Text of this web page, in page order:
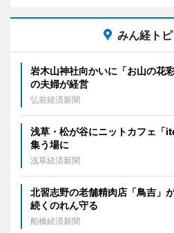
みん経ト
岩木山神社向かいに「お山の花
の夫婦が経営
弘前経済新聞
浅草・松が谷にニットカフェ
集う場に
浅草経済新聞
北習志野の老舗精肉店「鳥吉
続くのれん守る
船橋経済新聞